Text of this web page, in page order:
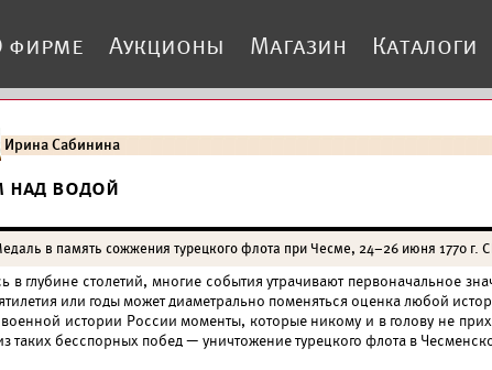
фирме Аукционы Магазин Каталоги
Ирина Сабинина
водой
в память сожжения турецкого флота при Чесме, 24–26 июня 1770 г.
в глубине столетий, многие события утрачивают первоначальное
или годы может диаметрально поменяться оценка любой
военной истории России моменты, которые никому и в голову не
таких бесспорных побед — уничтожение турецкого флота в